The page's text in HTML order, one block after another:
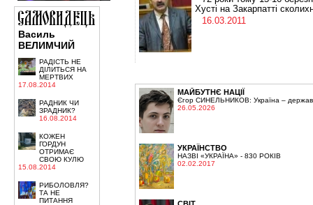
Василь
ВЕЛИМЧИЙ
РАДІСТЬ НЕ
ДІЛИТЬСЯ НА
МЕРТВИХ
17.08.2014
РАДНИК ЧИ
ЗРАДНИК?
16.08.2014
КОЖЕН
ГОРДУН
ОТРИМАЄ
СВОЮ КУЛЮ
15.08.2014
РИБОЛОВЛЯ?
ТА НЕ
ПИТАННЯ
Хусті на Закарпатті
16.03.2011
МАЙБУТНЄ НАЦІЇ
Єгор СИНЕЛЬНИКОВ: Україна –
26.05.2026
УКРАЇНСТВО
НАЗВІ «УКРАЇНА» - 830 РОКІВ
02.02.2017